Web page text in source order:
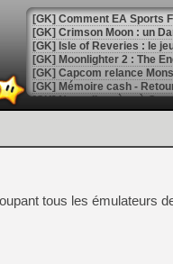
[GK] Comment EA Sports
[GK] Crimson Moon : un
[GK] Isle of Reveries : le
[GK] Moonlighter 2 : The
[GK] Capcom relance
[Mo5] Deux inédits du
[GK] Le beat'em up The
[GK] Endless Legend 2 :
[LS] [PS5] Le WebKit
tous les émulateurs